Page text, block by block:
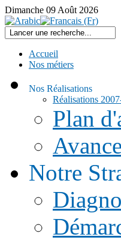
Dimanche 09 Août 2026
Accueil
Nos métiers
Nos Réalisations
Réalisations
Plan
Notre